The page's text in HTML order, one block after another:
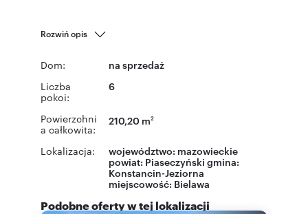
Rozwiń opis
Dom: na sprzedaż
Liczba
pokoi:
6
Powierzchni
a całkowita:
210,20 m2
Lokalizacja: województwo: mazowieckie
powiat: Piaseczyński gmina:
Konstancin-Jeziorna
miejscowość: Bielawa
Podobne oferty w tej lokalizacji